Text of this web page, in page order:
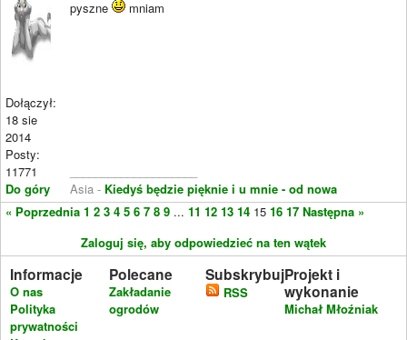
Dołączył:
18 sie
2014
Posty:
11771
Do góry
pyszne
mniam
Asia - Kiedyś będzie pięknie i u mnie - od nowa
« Poprzednia 1 2 3 4 5 6 7 8 9 ... 11 12 13 14 15 16 17 Następna »
Zaloguj się, aby odpowiedzieć na ten wątek
Informacje
O nas
Polityka
prywatności
Polecane
Zakładanie
ogrodów
Subskrybuj
RSS
Projekt i
wykonanie
Michał Młoźniak